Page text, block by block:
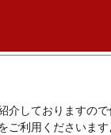
介しておりますの
ご利用くださいま